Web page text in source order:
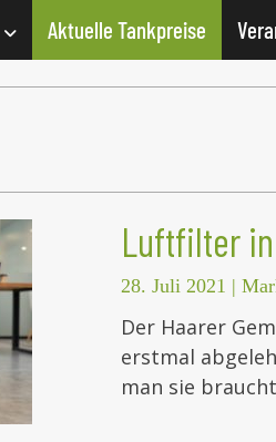
Aktuelle Tankpreise
Luftfilter
28. Juli 2021 |
Der Haarer
erstmal
man sie